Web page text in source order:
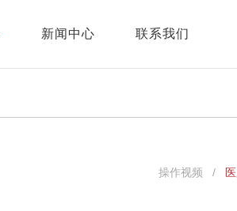
新闻中心 联系我们
操作视频 /